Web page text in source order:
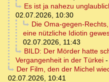
Es ist ja nahezu
02.07.2026, 10:30
Die Oma-gegen-
eine nützliche Idiotin
02.07.2026, 11:43
BILD: Der Mörder hatte
Vergangenheit in der Türkei -
Der Film, den der Michel
02.07.2026, 10:41